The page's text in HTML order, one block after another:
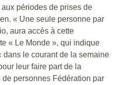
périodes de prises de
« Une seule personne par
aura accès à cette
« Le Monde », qui indique
dans le courant de la semaine
leur faire part de la
personnes Fédération par